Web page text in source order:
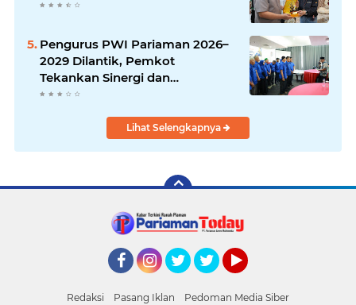
Pengurus PWI Pariaman 2026–
2029 Dilantik, Pemkot
Tekankan Sinergi dan
Profesionalisme Pers
Lihat Selengkapnya
Redaksi Pasang Iklan Pedoman Media Siber